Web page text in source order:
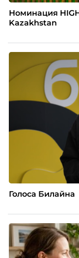
Номинация
Kazakhstan
Голоса Билайна